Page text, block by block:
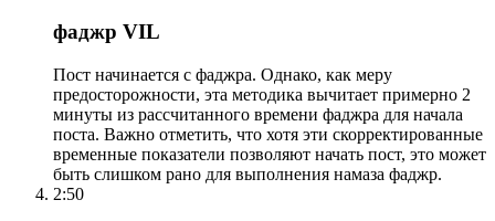
фаджр VIL
Пост начинается с фаджра. Однако, как меру
предосторожности, эта методика вычитает примерно 2
минуты из рассчитанного времени фаджра для начала
поста. Важно отметить, что хотя эти скорректированные
временные показатели позволяют начать пост, это может
быть слишком рано для выполнения намаза фаджр.
2:50